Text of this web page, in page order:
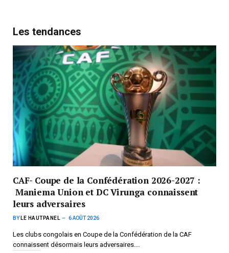
Les tendances
CAF- Coupe de la Confédération 2026-2027 :
Maniema Union et DC Virunga connaissent
leurs adversaires
BY LE HAUTPANEL 6 AOÛT 2026
Les clubs congolais en Coupe de la Confédération de la CAF
connaissent désormais leurs adversaires.…